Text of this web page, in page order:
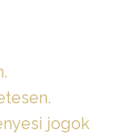
jogok